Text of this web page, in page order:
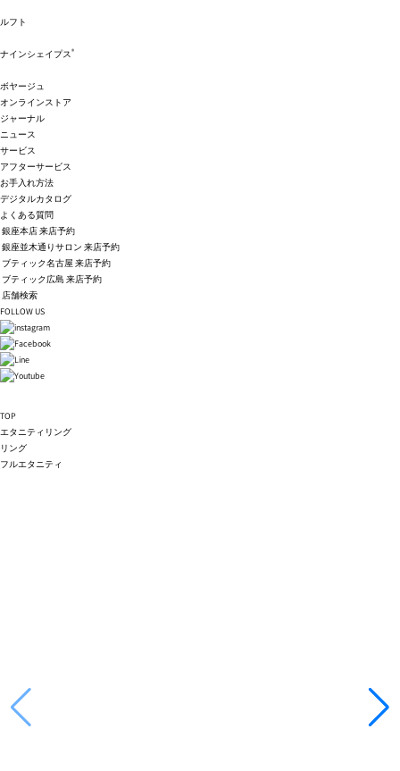
ルフト
ナインシェイプス®
ボヤージュ
オンラインストア
ジャーナル
ニュース
サービス
アフターサービス
お手入れ方法
デジタルカタログ
よくある質問
銀座本店 来店予約
銀座並木通りサロン 来店予約
ブティック名古屋 来店予約
ブティック広島 来店予約
店舗検索
FOLLOW US
TOP
エタニティリング
リング
フルエタニティ